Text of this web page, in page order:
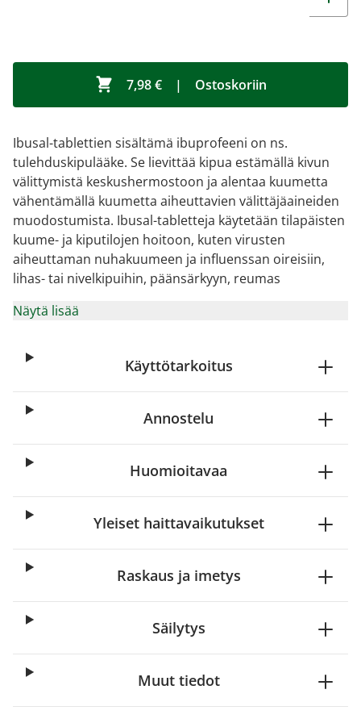
7,98 € | Ostoskoriin
Ibusal-tablettien sisältämä ibuprofeeni on ns.
tulehduskipulääke. Se lievittää kipua estämällä kivun
välittymistä keskushermostoon ja alentaa kuumetta
vähentämällä kuumetta aiheuttavien välittäjäaineiden
muodostumista. Ibusal-tabletteja käytetään tilapäisten
kuume- ja kiputilojen hoitoon, kuten virusten
aiheuttaman nuhakuumeen ja influenssan oireisiin,
lihas- tai nivelkipuihin, päänsärkyyn, reumas
Näytä lisää
Käyttötarkoitus
Annostelu
Huomioitavaa
Yleiset haittavaikutukset
Raskaus ja imetys
Säilytys
Muut tiedot